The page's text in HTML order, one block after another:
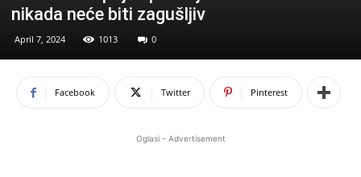
nikada neće biti zagušljiv
April 7, 2024 1013 0
Facebook Twitter Pinterest
Oglasi - Advertisement